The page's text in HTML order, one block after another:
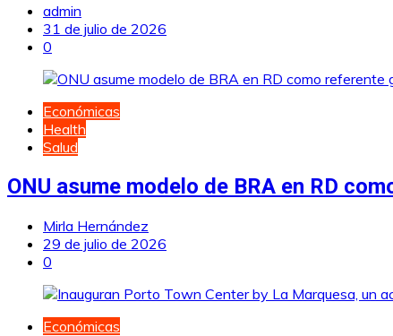
admin
31 de julio de 2026
0
Económicas
Health
Salud
ONU asume modelo de BRA en RD
Mirla Hernández
29 de julio de 2026
0
Económicas